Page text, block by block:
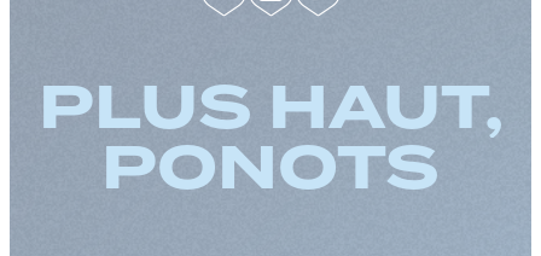
PLUS HAUT,
PONOTS